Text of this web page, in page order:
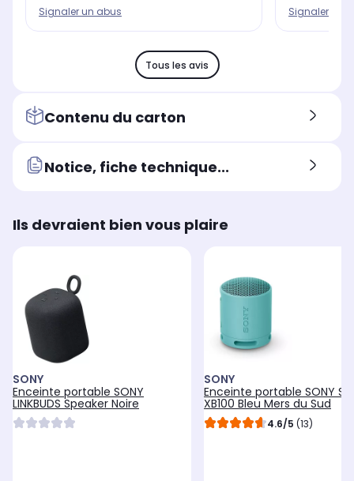
Signaler un abus
Signaler un
Tous les avis
Contenu du carton
Notice, fiche technique...
Ils devraient bien vous plaire
SONY
Enceinte portable SONY
LINKBUDS Speaker Noire
SONY
Enceinte portable SONY
XB100 Bleu Mers du Sud
4.6/5 (13)